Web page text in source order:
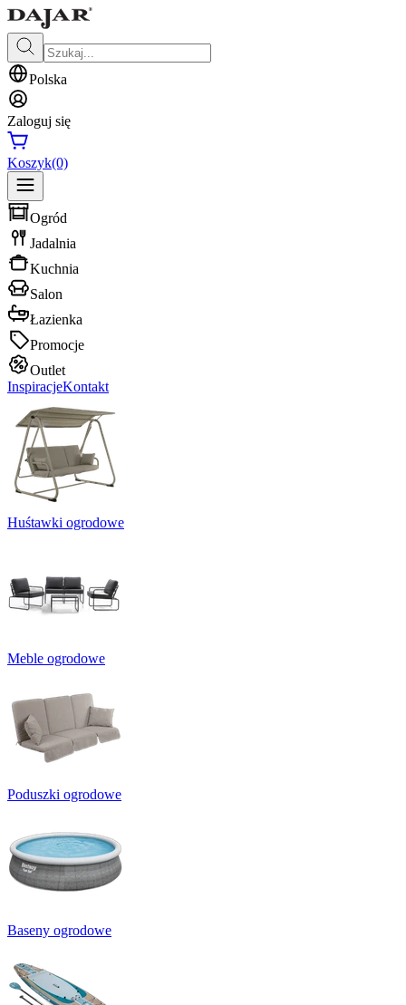
Polska
Zaloguj się
Koszyk(0)
Ogród
Jadalnia
Kuchnia
Salon
Łazienka
Promocje
Outlet
InspiracjeKontakt
Huśtawki ogrodowe
Meble ogrodowe
Poduszki ogrodowe
Baseny ogrodowe